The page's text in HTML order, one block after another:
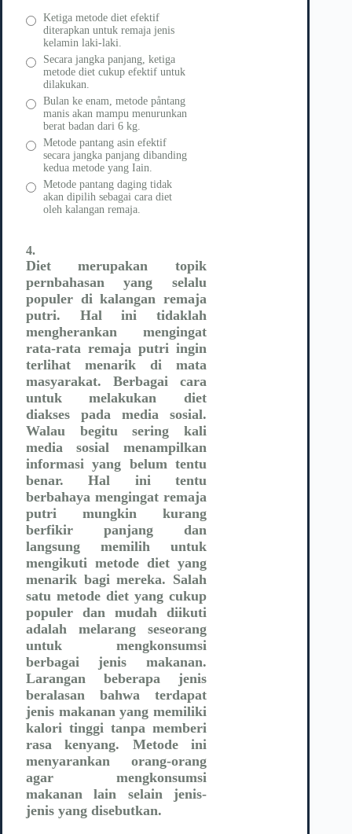
Ketiga metode diet efektif
diterapkan untuk remaja jenis
kelamin laki-laki.
Secara jangka panjang, ketiga
metode diet cukup efektif untuk
dilakukan.
Bulan ke enam, metode påntang
manis akan mampu menurunkan
berat badan dari 6 kg.
Metode pantang asin efektif
secara jangka panjang dibanding
kedua metode yang Iain.
Metode pantang daging tidak
akan dipilih sebagai cara diet
oleh kalangan remaja.
4.
Diet merupakan topik
pernbahasan yang selalu
populer di kalangan remaja
putri. Hal ini tidaklah
mengherankan mengingat
rata-rata remaja putri ingin
terlihat menarik di mata
masyarakat. Berbagai cara
untuk melakukan diet
diakses pada media sosial.
Walau begitu sering kali
media sosial menampilkan
informasi yang belum tentu
benar. Hal ini tentu
berbahaya mengingat remaja
putri mungkin kurang
berfikir panjang dan
langsung memilih untuk
mengikuti metode diet yang
menarik bagi mereka. Salah
satu metode diet yang cukup
populer dan mudah diikuti
adalah melarang seseorang
untuk mengkonsumsi
berbagai jenis makanan.
Larangan beberapa jenis
beralasan bahwa terdapat
jenis makanan yang memiliki
kalori tinggi tanpa memberi
rasa kenyang. Metode ini
menyarankan orang-orang
agar mengkonsumsi
makanan lain selain jenis-
jenis yang disebutkan.